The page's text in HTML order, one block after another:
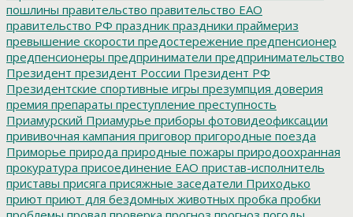
пошлины правительство правительство ЕАО
правительство РФ праздник праздники праймериз
превышение скорости предостережение предпенсионер
предпенсионеры предприниматели предпринимательство
Президент президент России Президент РФ
Президентские спортивные игры презумпция доверия
премия препараты преступление преступность
Приамурский Приамурье приборы фотовидеофиксации
прививочная кампания приговор пригородные поезда
Приморье природа природные пожары природоохранная
прокуратура присоединение ЕАО пристав-исполнитель
приставы присяга присяжные заседатели Приходько
приют приют для бездомных животных пробка пробки